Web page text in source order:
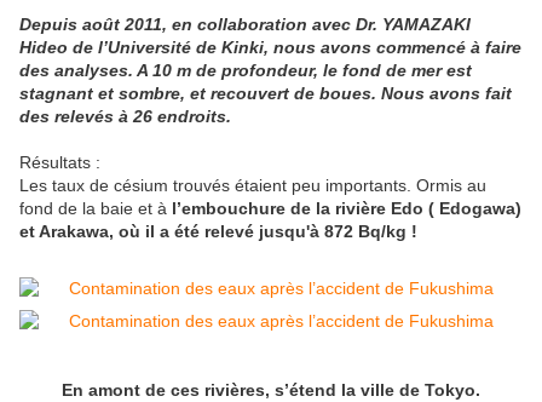
Depuis août 2011, en collaboration avec Dr. YAMAZAKI
Hideo de l’Université de Kinki, nous avons commencé à faire
des analyses. A 10 m de profondeur, le fond de mer est
stagnant et sombre, et recouvert de boues. Nous avons fait
des relevés à 26 endroits.
Résultats :
Les taux de césium trouvés étaient peu importants. Ormis au
fond de la baie et à l’embouchure de la rivière Edo ( Edogawa)
et Arakawa, où il a été relevé jusqu'à 872 Bq/kg !
En amont de ces rivières, s’étend la ville de Tokyo.